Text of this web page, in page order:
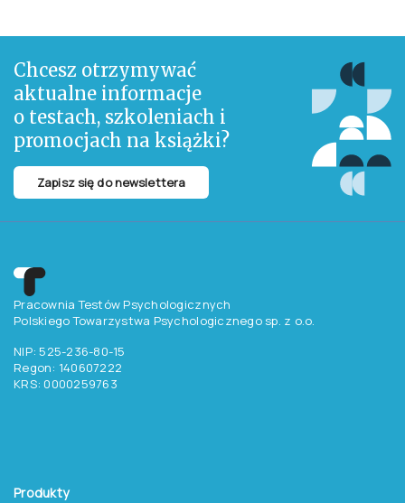
Chcesz otrzymywać
aktualne informacje
o testach, szkoleniach i
promocjach na książki?
Zapisz się do newslettera
Pracownia Testów Psychologicznych
Polskiego Towarzystwa Psychologicznego sp. z o.o.
NIP: 525-236-80-15
Regon: 140607222
KRS: 0000259763
Produkty